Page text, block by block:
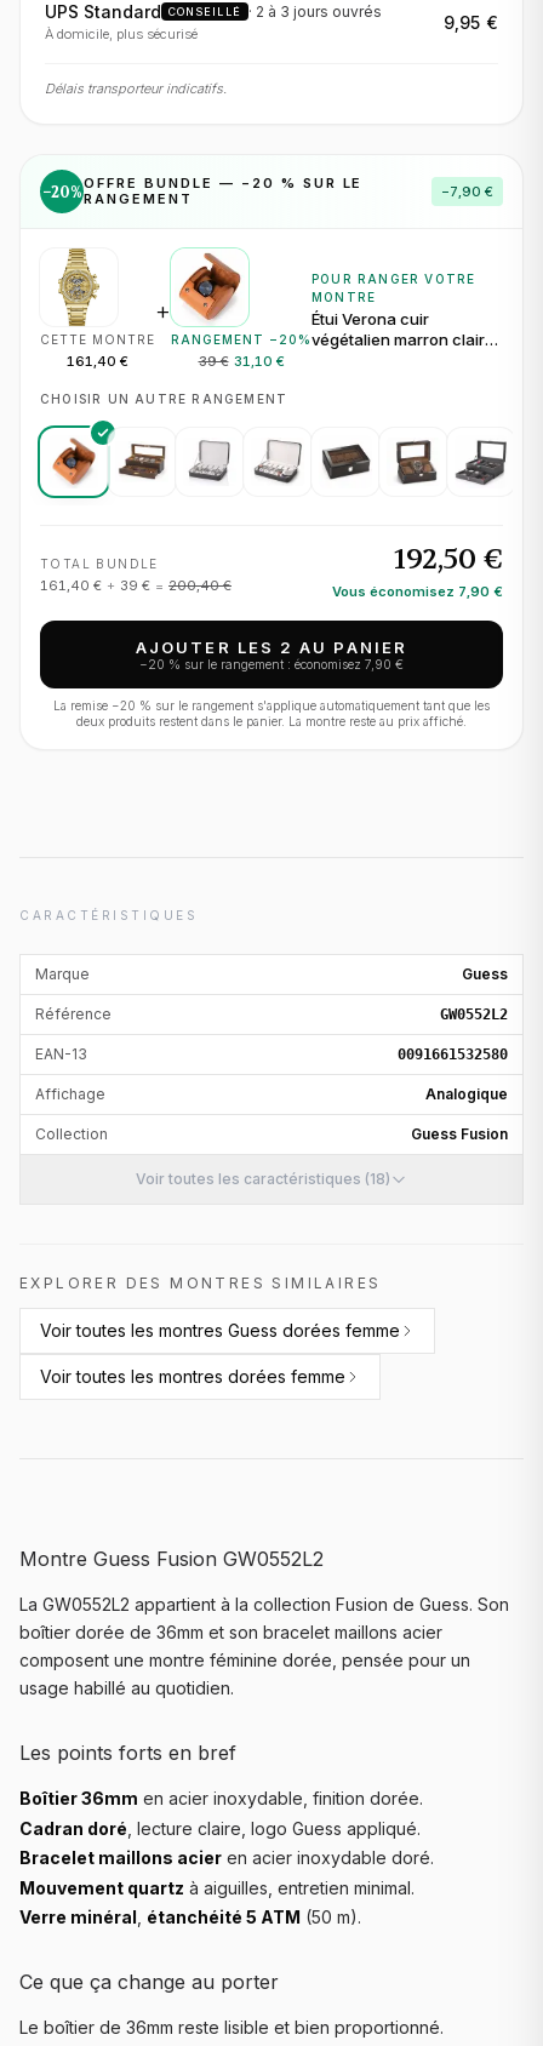
UPS Standard CONSEILLÉ · 2 à 3 jours ouvrés
À domicile, plus sécurisé
9,95 €
Délais transporteur indicatifs.
−20%OFFRE BUNDLE — − 20 % SUR LE
RANGEMENT
−7,90 €
CETTE MONTRE
161,40 €
+
RANGEMENT − 20 %
39 € 31,10 €
POUR RANGER VOTRE
MONTRE
Étui Verona cuir
végétalien marron clair
CHOISIR UN AUTRE RANGEMENT
TOTAL BUNDLE
161,40 € + 39 € = 200,40 €
192,50 €
Vous économisez 7,90 €
AJOUTER LES 2 AU PANIER
−20 % sur le rangement : économisez 7,90 €
La remise −20 % sur le rangement s'applique automatiquement tant que les
deux produits restent dans le panier. La montre reste au prix affiché.
CARACTÉRISTIQUES
Marque Guess
Référence GW0552L2
EAN-13 0091661532580
Affichage Analogique
Collection Guess Fusion
Voir toutes les caractéristiques (18)
EXPLORER DES MONTRES SIMILAIRES
Voir toutes les montres Guess dorées femme
Voir toutes les montres dorées femme
Montre Guess Fusion GW0552L2
La GW0552L2 appartient à la collection Fusion de Guess. Son
boîtier dorée de 36mm et son bracelet maillons acier
composent une montre féminine dorée, pensée pour un
usage habillé au quotidien.
Les points forts en bref
Boîtier 36mm en acier inoxydable, finition dorée.
Cadran doré , lecture claire, logo Guess appliqué.
Bracelet maillons acier en acier inoxydable doré.
Mouvement quartz à aiguilles, entretien minimal.
Verre minéral étanchéité 5 ATM (50 m).
Ce que ça change au porter
Le boîtier de 36mm reste lisible et bien proportionné.